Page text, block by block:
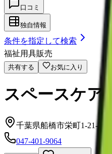
口コミ
独自情報
条件を指定して検索
福祉用具販売
共有する お気に入り
スペースケア
千葉県船橋市栄町1-21-281F
047-401-9064